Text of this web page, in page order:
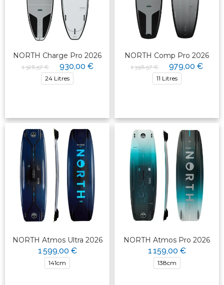
NORTH Charge Pro 2026
1 328,57 € 930,00 €
24 Litres
NORTH Comp Pro 2026
1 398,57 € 979,00 €
11 Litres
NORTH Atmos Ultra 2026
1 599,00 €
141cm
NORTH Atmos Pro 2026
1 159,00 €
138cm